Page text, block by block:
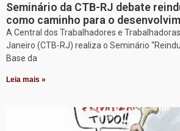
Seminário da CTB-RJ debate
como caminho para o
A Central dos Trabalhadores e
Janeiro (CTB-RJ) realiza o Seminário
Base da
Leia mais »